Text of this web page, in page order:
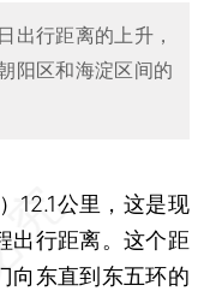
出行距离的上升，
阳区和海淀区间的
12.1公里，这是现
出行距离。这个距
向东直到东五环的